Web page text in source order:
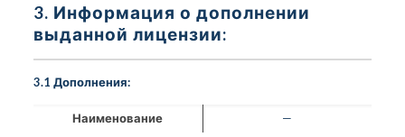
3. Информация о дополнении
выданной лицензии:
3.1 Дополнения:
Наименование —